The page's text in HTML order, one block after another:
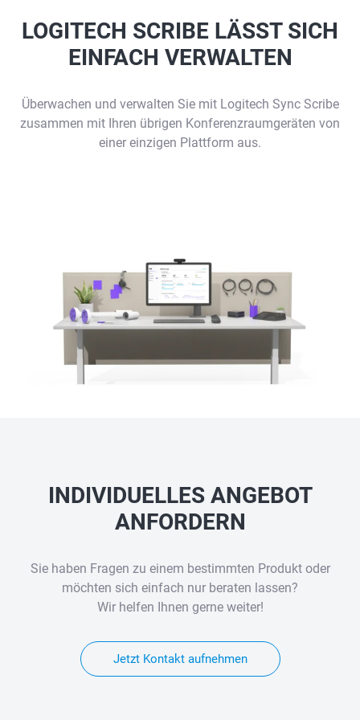
LOGITECH SCRIBE LÄSST SICH
EINFACH VERWALTEN
Überwachen und verwalten Sie mit Logitech Sync Scribe
zusammen mit Ihren übrigen Konferenzraumgeräten von
einer einzigen Plattform aus.
INDIVIDUELLES ANGEBOT
ANFORDERN
Sie haben Fragen zu einem bestimmten Produkt oder
möchten sich einfach nur beraten lassen?
Wir helfen Ihnen gerne weiter!
Jetzt Kontakt aufnehmen